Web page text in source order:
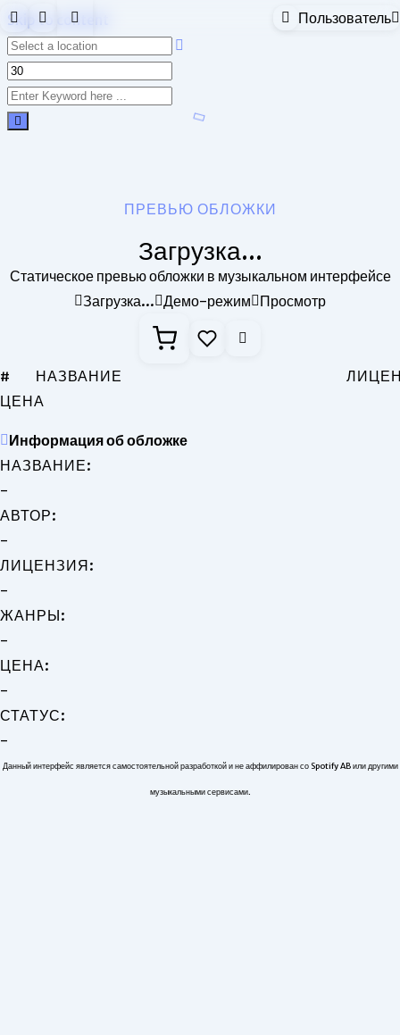
Skip to content Пользователь
ПРЕВЬЮ ОБЛОЖКИ
Загрузка...
Статическое превью обложки в музыкальном интерфейсе
Загрузка... Демо-режим Просмотр
# НАЗВАНИЕ
ЦЕНА
Информация об обложке
НАЗВАНИЕ:
-
АВТОР:
-
ЛИЦЕНЗИЯ:
-
ЖАНРЫ:
-
ЦЕНА:
-
СТАТУС:
-
Данный интерфейс является самостоятельной разработкой и не аффилирован со Spotify AB или другими
музыкальными сервисами.